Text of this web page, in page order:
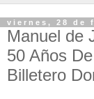
viernes, 28 de
Manuel de
50 Años
Billetero